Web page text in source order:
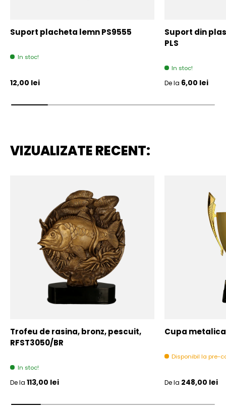
Suport placheta lemn PS9555
In stoc!
Pret initial
12,00 lei
Suport din
PLS
In stoc!
Pret initial
De la 6,00 lei
VIZUALIZATE RECENT:
Trofeu de rasina, bronz, pescuit,
RFST3050/BR
In stoc!
Pret initial
De la 113,00 lei
Cupa
Disponibil la pre-
Pret initial
De la 248,00 lei